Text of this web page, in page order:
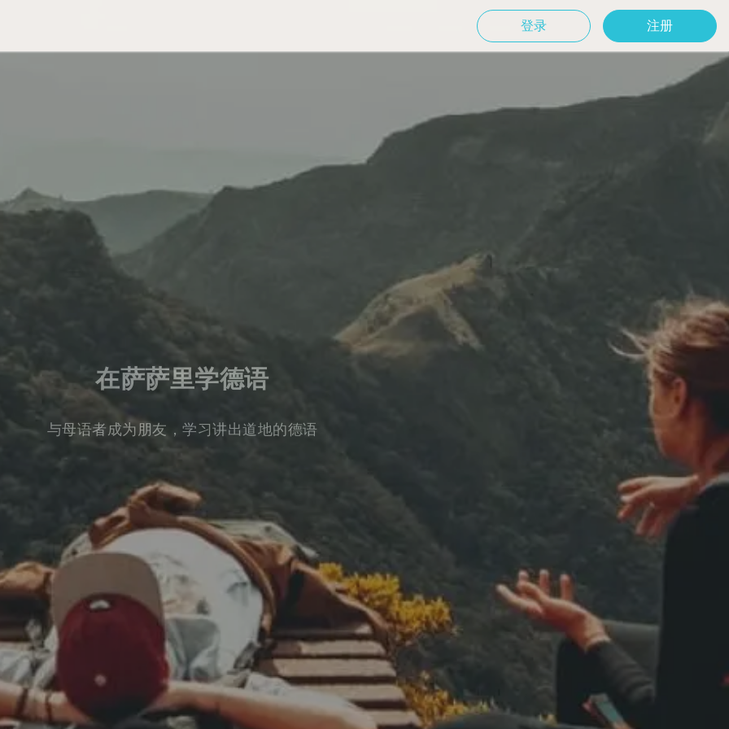
登录 注册
在萨萨里学德语
与母语者成为朋友，学习讲出道地的德语